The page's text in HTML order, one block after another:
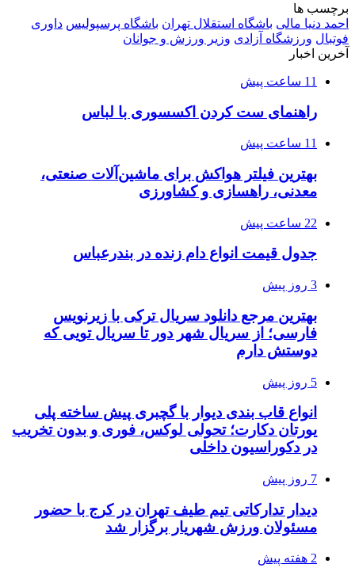
برچسب ها
احمد دنیا مالی باشگاه استقلال تهران باشگاه پرسپولیس داوری
فوتبال ورزشگاه آزادی وزیر ورزش و جوانان
آخرین اخبار
11 ساعت پیش
راهنمای ست کردن اکسسوری با لباس
11 ساعت پیش
بهترین فیلتر هواکش برای ماشین‌آلات صنعتی،
معدنی، راهسازی و کشاورزی
22 ساعت پیش
جدول قیمت انواع دام زنده در بندرعباس
3 روز پیش
بهترین مرجع دانلود سریال ترکی با زیرنویس
فارسی؛ از سریال شهر دور تا سریال تویی که
دوستش دارم
5 روز پیش
انواع قاب بندی دیوار با گچبری پیش ساخته پلی
یورتان دکارت؛ تحولی لوکس، فوری و بدون تخریب
در دکوراسیون داخلی
7 روز پیش
دیدار تدارکاتی تیم طیف تهران در کرج با حضور
مسئولان ورزش شهریار برگزار شد
2 هفته پیش